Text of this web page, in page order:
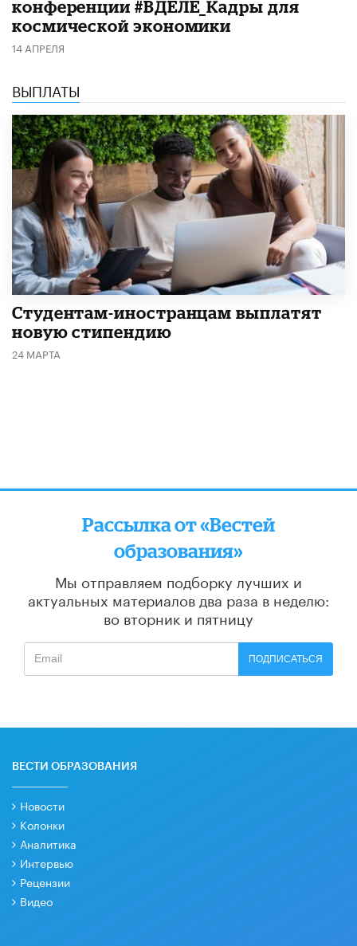
конференции #ВДЕЛЕ_Кадры для
космической экономики
14 АПРЕЛЯ
ВЫПЛАТЫ
Студентам-иностранцам выплатят
новую стипендию
24 МАРТА
Рассылка от «Вестей
образования»
Мы отправляем подборку лучших и
актуальных материалов два раза в неделю:
во вторник и пятницу
ПОДПИСАТЬСЯ
ВЕСТИ ОБРАЗОВАНИЯ
Новости
Колонки
Аналитика
Интервью
Рецензии
Видео